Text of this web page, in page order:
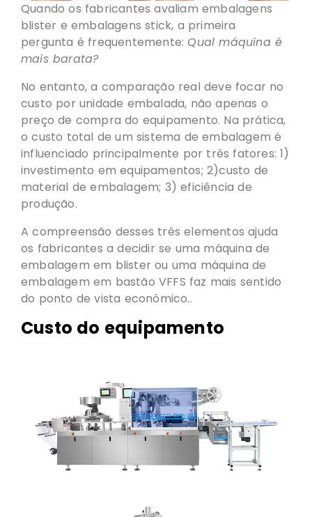
Quando os fabricantes avaliam embalagens
blister e embalagens stick, a primeira
pergunta é frequentemente: Qual máquina é
mais barata?
No entanto, a comparação real deve focar no
custo por unidade embalada, não apenas o
preço de compra do equipamento. Na prática,
o custo total de um sistema de embalagem é
influenciado principalmente por três fatores: 1)
investimento em equipamentos; 2)custo de
material de embalagem; 3) eficiência de
produção.
A compreensão desses três elementos ajuda
os fabricantes a decidir se uma máquina de
embalagem em blister ou uma máquina de
embalagem em bastão VFFS faz mais sentido
do ponto de vista econômico..
Custo do equipamento